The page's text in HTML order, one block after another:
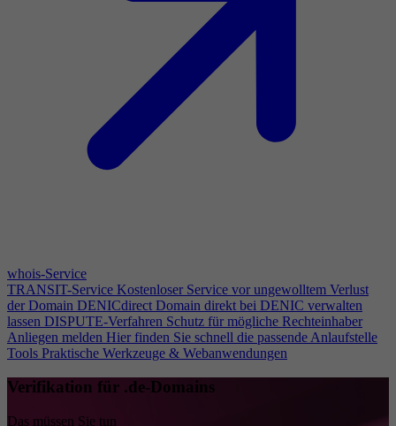
whois-Service
TRANSIT-Service Kostenloser Service vor ungewolltem Verlust
der Domain DENICdirect Domain direkt bei DENIC verwalten
lassen DISPUTE-Verfahren Schutz für mögliche Rechteinhaber
Anliegen melden Hier finden Sie schnell die passende Anlaufstelle
Tools Praktische Werkzeuge & Webanwendungen
Verifikation für .de-Domains
Das müssen Sie tun